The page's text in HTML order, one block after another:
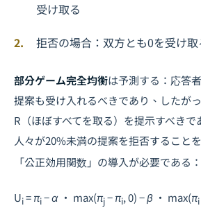
受け取る
拒否の場合：双方とも0を受け取
部分ゲーム完全均衡は予測する：応答
提案も受け入れるべきであり、したが
R （ほぼすべてを取る）を提示すべき
人々が20%未満の提案を拒否すること
「公正効用関数」の導入が必要である：
Ui=πi−α · max(πj−πi, 0) −β · max(πi